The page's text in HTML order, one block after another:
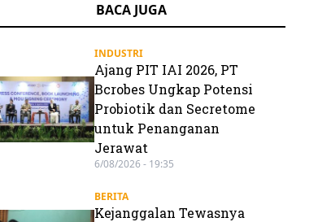
BACA JUGA
INDUSTRI
Ajang PIT IAI 2026, PT
Bcrobes Ungkap Potensi
Probiotik dan Secretome
untuk Penanganan
Jerawat
6/08/2026 - 19:35
BERITA
Kejanggalan Tewasnya